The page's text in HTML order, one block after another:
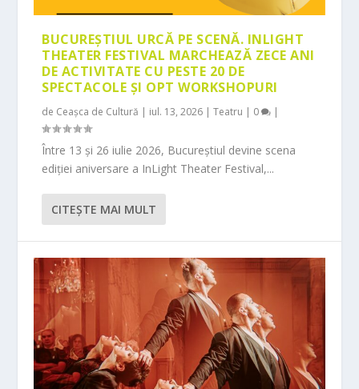
BUCUREȘTIUL URCĂ PE SCENĂ. INLIGHT
THEATER FESTIVAL MARCHEAZĂ ZECE ANI
DE ACTIVITATE CU PESTE 20 DE
SPECTACOLE ȘI OPT WORKSHOPURI
de Ceașca de Cultură | iul. 13, 2026 |Teatru | 0 |
Între 13 și 26 iulie 2026, Bucureștiul devine scena
ediției aniversare a InLight Theater Festival,...
CITEŞTE MAI MULT